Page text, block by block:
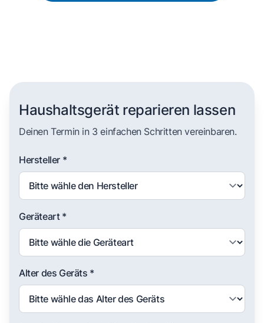
Haushaltsgerät reparieren lassen
Deinen Termin in 3 einfachen Schritten vereinbaren.
Hersteller *
Geräteart *
Alter des Geräts *